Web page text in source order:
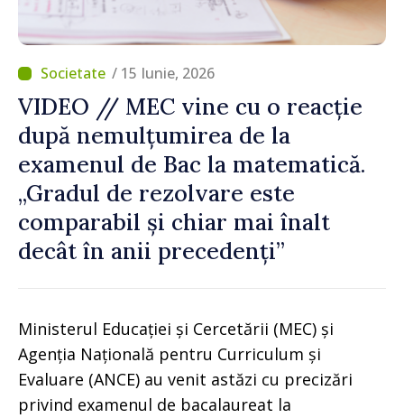
/ 15 Iunie, 2026
VIDEO // MEC vine cu o reacție
după nemulțumirea de la
examenul de Bac la matematică.
„Gradul de rezolvare este
comparabil și chiar mai înalt
decât în anii precedenți”
Ministerul Educației și Cercetării (MEC) și
Agenția Națională pentru Curriculum și
Evaluare (ANCE) au venit astăzi cu precizări
privind examenul de bacalaureat la